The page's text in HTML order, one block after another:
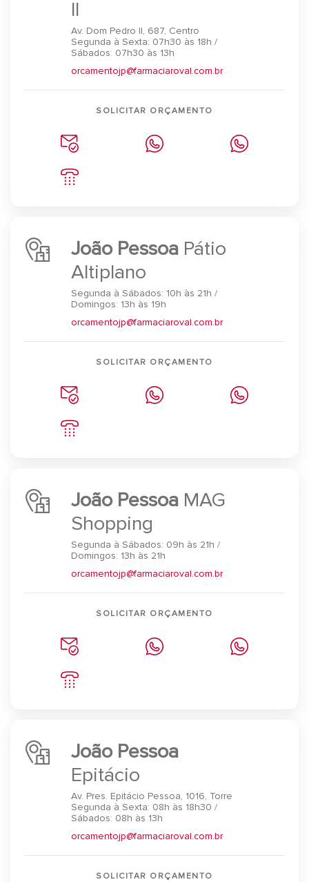
II
Av. Dom Pedro II, 687, Centro
Segunda à Sexta: 07h30 às 18h /
Sábados: 07h30 às 13h
orcamentojp@farmaciaroval.com.br
SOLICITAR ORÇAMENTO
João Pessoa Pátio
Altiplano
Segunda à Sábados: 10h às 21h /
Domingos: 13h às 19h
orcamentojp@farmaciaroval.com.br
SOLICITAR ORÇAMENTO
João Pessoa MAG
Shopping
Segunda à Sábados: 09h às 21h /
Domingos: 13h às 21h
orcamentojp@farmaciaroval.com.br
SOLICITAR ORÇAMENTO
João Pessoa
Epitácio
Av. Pres. Epitácio Pessoa, 1016, Torre
Segunda à Sexta: 08h às 18h30 /
Sábados: 08h às 13h
orcamentojp@farmaciaroval.com.br
SOLICITAR ORÇAMENTO